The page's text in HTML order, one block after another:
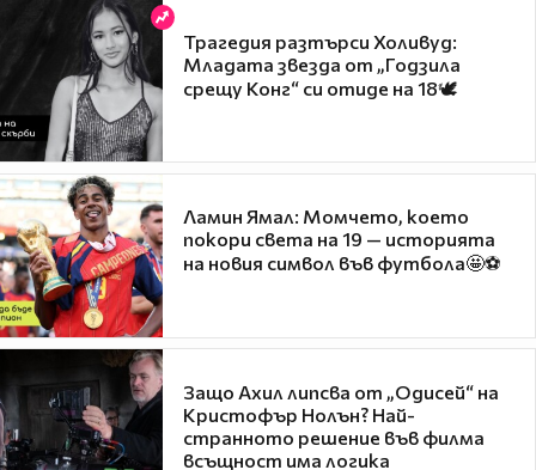
Трагедия разтърси Холивуд:
Младата звезда от „Годзила
срещу Конг“ си отиде на 18🕊️
Ламин Ямал: Момчето, което
покори света на 19 — историята
на новия символ във футбола🤩⚽
Защо Ахил липсва от „Одисей“ на
Кристофър Нолън? Най-
странното решение във филма
всъщност има логика